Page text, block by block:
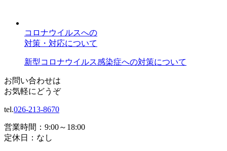
コロナウイルスへの
対策・対応について
新型コロナウイルス感染症への対策について
お問い合わせは
お気軽にどうぞ
tel.026-213-8670
営業時間：9:00～18:00
定休日：なし